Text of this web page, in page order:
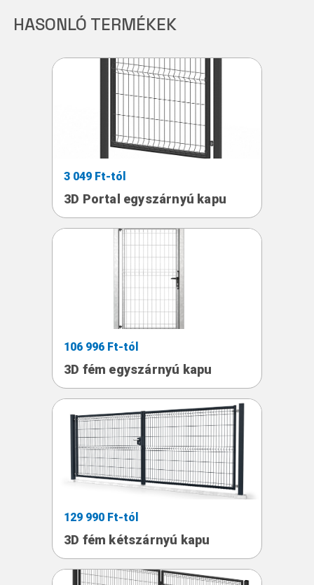
HASONLÓ TERMÉKEK
3 049 Ft-tól
3D Portal egyszárnyú kapu
106 996 Ft-tól
3D fém egyszárnyú kapu
129 990 Ft-tól
3D fém kétszárnyú kapu